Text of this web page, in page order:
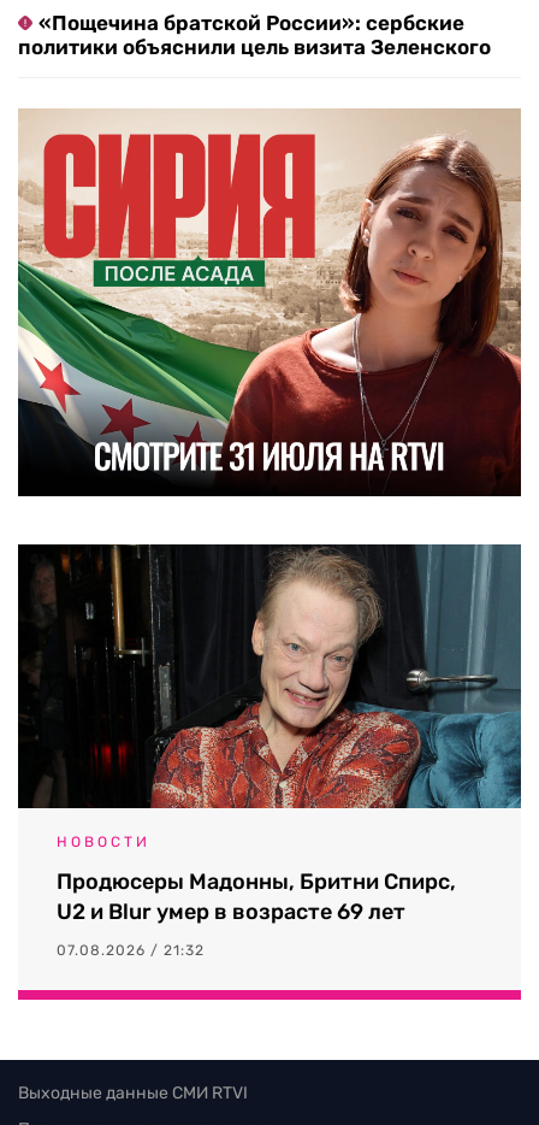
«Пощечина братской России»: сербские
политики объяснили цель визита Зеленского
НОВОСТИ
Продюсеры Мадонны, Бритни Спирс,
U2 и Blur умер в возрасте 69 лет
07.08.2026 / 21:32
Выходные данные СМИ RTVI